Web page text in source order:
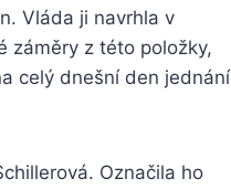
Vláda ji navrhla v
záměry z této položky,
celý dnešní den jednání
Označila ho